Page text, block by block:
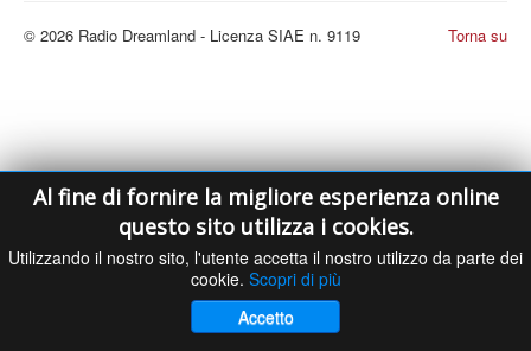
Al fine di fornire la migliore esperienza online
questo sito utilizza i cookies.
Utilizzando il nostro sito, l'utente accetta il nostro utilizzo da parte dei
cookie. Scopri di più
Accetto
Torna su
© 2026 Radio Dreamland - Licenza SIAE n. 9119